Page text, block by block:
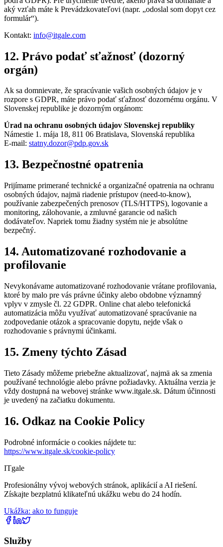
aký vzťah máte k Prevádzkovateľovi (napr. „odoslal som dopyt cez
formulár“).
Kontakt: info@itgale.com
12. Právo podať sťažnosť (dozorný
orgán)
Ak sa domnievate, že spracúvanie vašich osobných údajov je v
rozpore s GDPR, máte právo podať sťažnosť dozornému orgánu. V
Slovenskej republike je dozorným orgánom:
Úrad na ochranu osobných údajov Slovenskej republiky
Námestie 1. mája 18, 811 06 Bratislava, Slovenská republika
E-mail: statny.dozor@pdp.gov.sk
13. Bezpečnostné opatrenia
Prijímame primerané technické a organizačné opatrenia na ochranu
osobných údajov, najmä riadenie prístupov (need-to-know),
používanie zabezpečených prenosov (TLS/HTTPS), logovanie a
monitoring, zálohovanie, a zmluvné garancie od našich
dodávateľov. Napriek tomu žiadny systém nie je absolútne
bezpečný.
14. Automatizované rozhodovanie a
profilovanie
Nevykonávame automatizované rozhodovanie vrátane profilovania,
ktoré by malo pre vás právne účinky alebo obdobne významný
vplyv v zmysle čl. 22 GDPR. Online chat alebo telefonická
automatizácia môžu využívať automatizované spracúvanie na
zodpovedanie otázok a spracovanie dopytu, nejde však o
rozhodovanie s právnymi účinkami.
15. Zmeny týchto Zásad
Tieto Zásady môžeme priebežne aktualizovať, najmä ak sa zmenia
používané technológie alebo právne požiadavky. Aktuálna verzia je
vždy dostupná na webovej stránke www.itgale.sk. Dátum účinnosti
je uvedený na začiatku dokumentu.
16. Odkaz na Cookie Policy
Podrobné informácie o cookies nájdete tu:
https://www.itgale.sk/cookie-policy
ITgale
Profesionálny vývoj webových stránok, aplikácií a AI riešení.
Získajte bezplatnú klikateľnú ukážku webu do 24 hodín.
Ukážka: ako to funguje
Služby